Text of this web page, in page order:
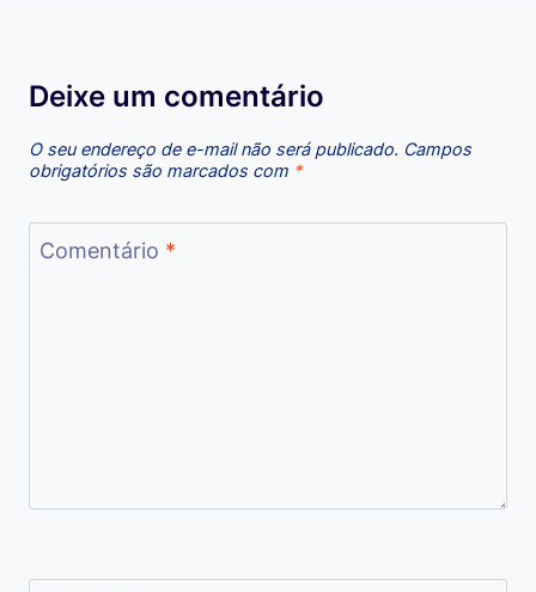
Deixe um comentário
O seu endereço de e-mail não será publicado. Campos
obrigatórios são marcados com *
Comentário *